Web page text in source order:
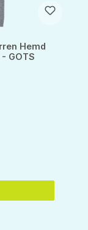
Hemd
GOTS